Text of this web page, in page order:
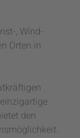
, Wind-
Orten in
den